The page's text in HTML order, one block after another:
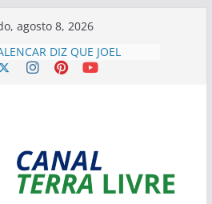
agosto 8, 2026
DIZ QUE JOEL
REPRESENTA
DESAFIOS DA GESTÃO
ELOGIA JOEL
” JÁ ESTOU COM
É MUITO MELHOR DO QUE